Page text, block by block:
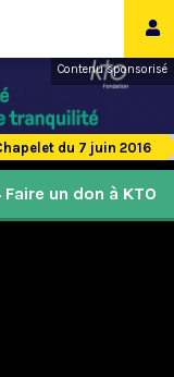
Contenu sponsorisé
du 7 juin 2016
Faire un don à KTO